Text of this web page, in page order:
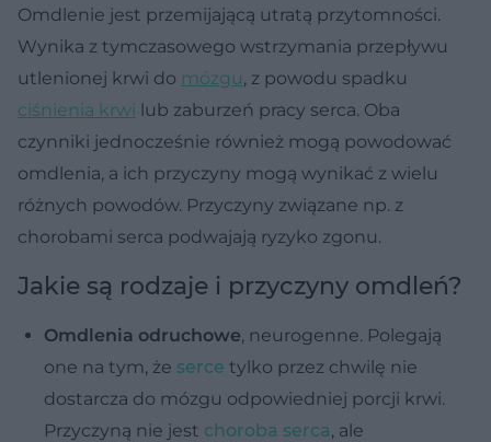
Omdlenie jest przemijającą utratą przytomności.
Wynika z tymczasowego wstrzymania przepływu
utlenionej krwi do mózgu, z powodu spadku
ciśnienia krwi lub zaburzeń pracy serca. Oba
czynniki jednocześnie również mogą powodować
omdlenia, a ich przyczyny mogą wynikać z wielu
różnych powodów. Przyczyny związane np. z
chorobami serca podwajają ryzyko zgonu.
Jakie są rodzaje i przyczyny omdleń?
Omdlenia odruchowe, neurogenne. Polegają
one na tym, że serce tylko przez chwilę nie
dostarcza do mózgu odpowiedniej porcji krwi.
Przyczyną nie jest choroba serca, ale